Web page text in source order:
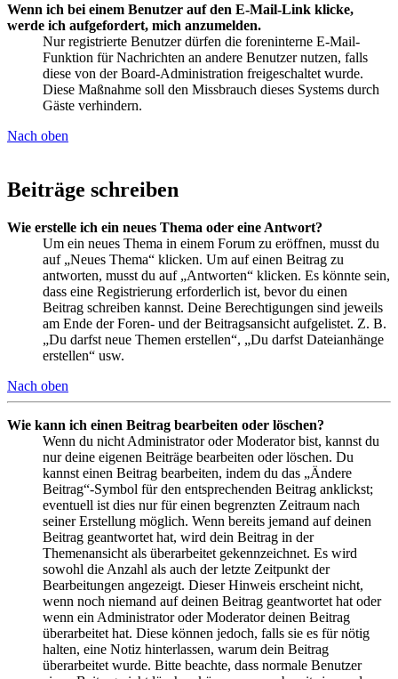
Wenn ich bei einem Benutzer auf den E-Mail-Link klicke,
werde ich aufgefordert, mich anzumelden.
Nur registrierte Benutzer dürfen die foreninterne E-Mail-
Funktion für Nachrichten an andere Benutzer nutzen, falls
diese von der Board-Administration freigeschaltet wurde.
Diese Maßnahme soll den Missbrauch dieses Systems durch
Gäste verhindern.
Nach oben
Beiträge schreiben
Wie erstelle ich ein neues Thema oder eine Antwort?
Um ein neues Thema in einem Forum zu eröffnen, musst du
auf „Neues Thema“ klicken. Um auf einen Beitrag zu
antworten, musst du auf „Antworten“ klicken. Es könnte sein,
dass eine Registrierung erforderlich ist, bevor du einen
Beitrag schreiben kannst. Deine Berechtigungen sind jeweils
am Ende der Foren- und der Beitragsansicht aufgelistet. Z. B.
„Du darfst neue Themen erstellen“, „Du darfst Dateianhänge
erstellen“ usw.
Nach oben
Wie kann ich einen Beitrag bearbeiten oder löschen?
Wenn du nicht Administrator oder Moderator bist, kannst du
nur deine eigenen Beiträge bearbeiten oder löschen. Du
kannst einen Beitrag bearbeiten, indem du das „Ändere
Beitrag“-Symbol für den entsprechenden Beitrag anklickst;
eventuell ist dies nur für einen begrenzten Zeitraum nach
seiner Erstellung möglich. Wenn bereits jemand auf deinen
Beitrag geantwortet hat, wird dein Beitrag in der
Themenansicht als überarbeitet gekennzeichnet. Es wird
sowohl die Anzahl als auch der letzte Zeitpunkt der
Bearbeitungen angezeigt. Dieser Hinweis erscheint nicht,
wenn noch niemand auf deinen Beitrag geantwortet hat oder
wenn ein Administrator oder Moderator deinen Beitrag
überarbeitet hat. Diese können jedoch, falls sie es für nötig
halten, eine Notiz hinterlassen, warum dein Beitrag
überarbeitet wurde. Bitte beachte, dass normale Benutzer